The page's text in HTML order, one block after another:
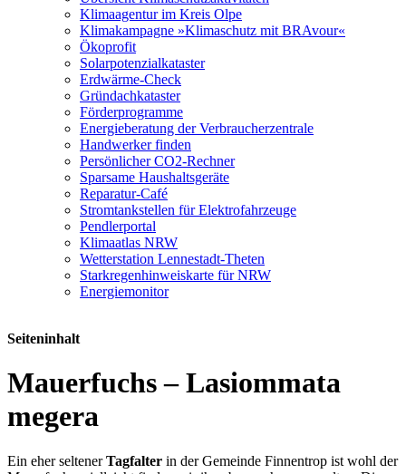
Klimaagentur im Kreis Olpe
Klimakampagne »Klimaschutz mit BRAvour«
Ökoprofit
Solarpotenzialkataster
Erdwärme-Check
Gründachkataster
Förderprogramme
Energieberatung der Verbraucherzentrale
Handwerker finden
Persönlicher CO2-Rechner
Sparsame Haushaltsgeräte
Reparatur-Café
Stromtankstellen für Elektrofahrzeuge
Pendlerportal
Klimaatlas NRW
Wetterstation Lennestadt-Theten
Starkregenhinweiskarte für NRW
Energiemonitor
Seiteninhalt
Mauerfuchs – Lasiommata
megera
Ein eher seltenerTagfalter in der Gemeinde Finnentrop ist wohl der